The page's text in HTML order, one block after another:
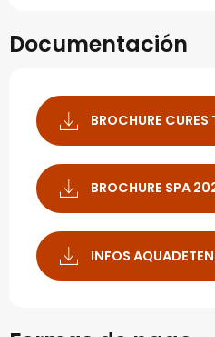
Documentación
BROCHURE
BROCHURE SPA
INFOS